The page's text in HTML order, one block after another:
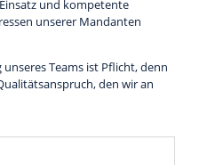
und kompetente
unserer Mandanten
Teams ist Pflicht, denn
den wir an